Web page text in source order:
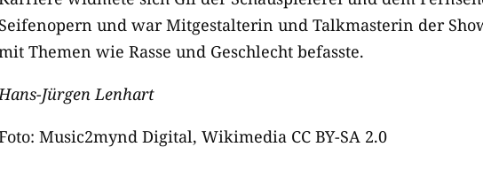
Seifenopern und war Mitgestalterin und Talkmasterin der
Themen wie Rasse und Geschlecht befasste.
Hans-Jürgen Lenhart
Music2mynd Digital, Wikimedia CC BY-SA 2.0